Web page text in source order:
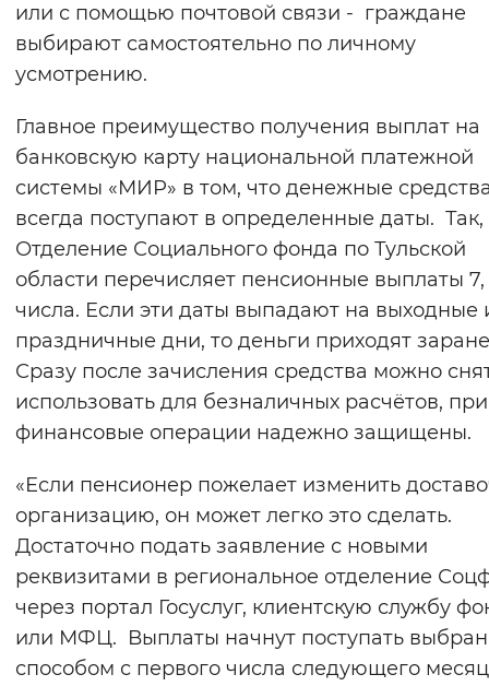
Включены Выключены
Воспроизвести Остановить
Вернуть стандартные настройки
или с помощью почтовой связи - граждане
выбирают самостоятельно по личному
усмотрению.
Главное преимущество получения выплат на
банковскую карту национальной платежной
системы «МИР» в том, что денежные
всегда поступают в определенные даты. Так,
Отделение Социального фонда по Тульской
области перечисляет пенсионные выплаты 7,
числа. Если эти даты выпадают на выходные
праздничные дни, то деньги приходят
Сразу после зачисления средства можно
использовать для безналичных расчётов,
финансовые операции надежно защищены.
«Если пенсионер пожелает изменить
организацию, он может легко это сделать.
Достаточно подать заявление с новыми
реквизитами в региональное отделение
через портал Госуслуг, клиентскую службу
или МФЦ. Выплаты начнут поступать
способом с первого числа следующего